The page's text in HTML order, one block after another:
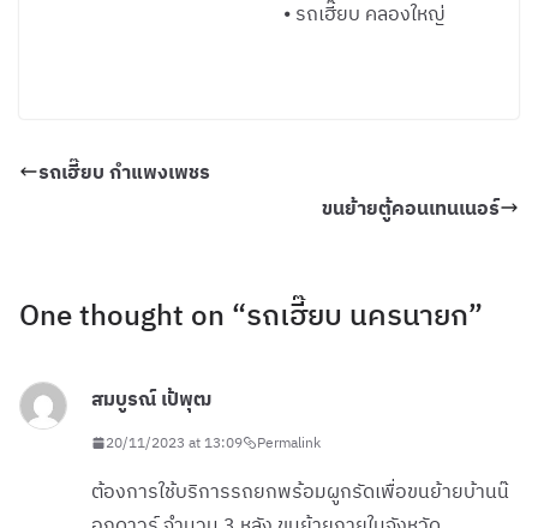
⦁ รถเฮี๊ยบ คลองใหญ่
รถเฮี๊ยบ กำแพงเพชร
ขนย้ายตู้คอนเทนเนอร์
One thought on “รถเฮี๊ยบ นครนายก”
สมบูรณ์ เป้พุฒ
20/11/2023 at 13:09 Permalink
ต้องการใช้บริการรถยกพร้อมผูกรัดเพื่อขนย้ายบ้านน๊